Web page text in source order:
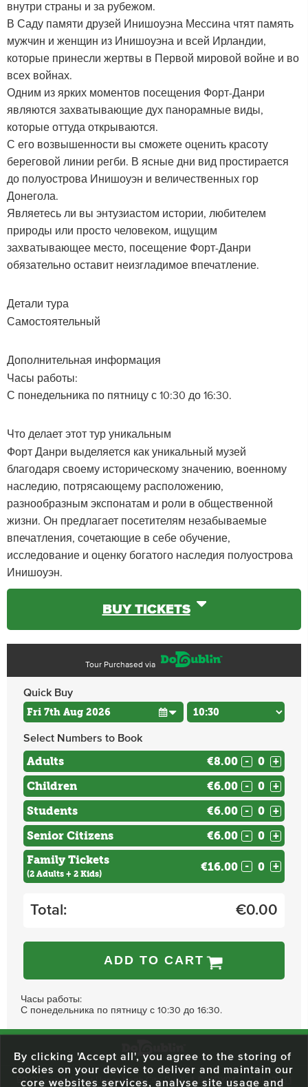
внутри страны и за рубежом.
В Саду памяти друзей Инишоуэна Мессина чтят память
мужчин и женщин из Инишоуэна и всей Ирландии,
которые принесли жертвы в Первой мировой войне и во
всех войнах.
Одним из ярких моментов посещения Форт-Данри
являются захватывающие дух панорамные виды,
которые оттуда открываются.
С его возвышенности вы сможете оценить красоту
береговой линии регби. В ясные дни вид простирается
до полуострова Инишоуэн и величественных гор
Донегола.
Являетесь ли вы энтузиастом истории, любителем
природы или просто человеком, ищущим
захватывающее место, посещение Форт-Данри
обязательно оставит неизгладимое впечатление.
Детали тура
Самостоятельный
Дополнительная информация
Часы работы:
С понедельника по пятницу с 10:30 до 16:30.
Что делает этот тур уникальным
Форт Данри выделяется как уникальный музей
благодаря своему историческому значению, военному
наследию, потрясающему расположению,
разнообразным экспонатам и роли в общественной
жизни. Он предлагает посетителям незабываемые
впечатления, сочетающие в себе обучение,
исследование и оценку богатого наследия полуострова
Инишоуэн.
BUY TICKETS
Tour Purchased via
Quick Buy
Select Numbers to Book
Adults €8.00 - +
Children €6.00 - +
Students €6.00 - +
Senior Citizens €6.00 - +
Family Tickets
(2 Adults + 2 Kids)
€16.00 - +
Total: €0.00
ADD TO CART
Часы работы:
С понедельника по пятницу с 10:30 до 16:30.
59 O'Connell Street Upper, North City, Dublin 1, D01 RX04 Call:+353 1
By clicking 'Accept all', you agree to the storing of
cookies on your device to deliver and maintain our
core websites services, analyse site usage and